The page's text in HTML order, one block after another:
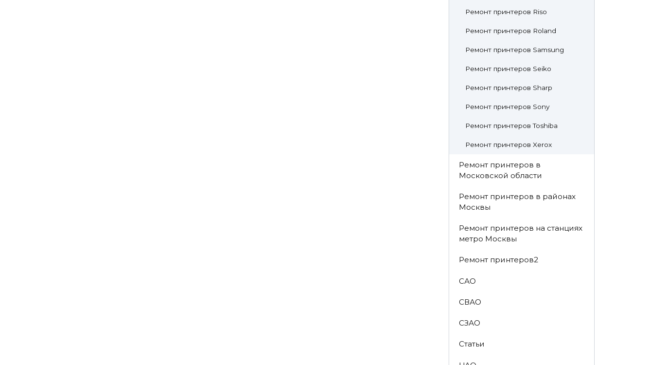
Ремонт принтеров Riso
Ремонт принтеров Roland
Ремонт принтеров Samsung
Ремонт принтеров Seiko
Ремонт принтеров Sharp
Ремонт принтеров Sony
Ремонт принтеров Toshiba
Ремонт принтеров Xerox
Ремонт принтеров в
Московской области
Ремонт принтеров в районах
Москвы
Ремонт принтеров на станциях
метро Москвы
Ремонт принтеров2
САО
СВАО
СЗАО
Статьи